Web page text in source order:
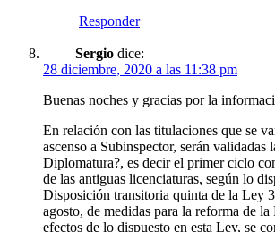
Responder
Sergio dice:
28 diciembre, 2020 a las 11:38 pm
Buenas noches y gracias por la
En relación con las titulaciones que se
ascenso a Subinspector, serán validadas
Diplomatura?, es decir el primer ciclo
de las antiguas licenciaturas, según lo
Disposición transitoria quinta de la Ley
agosto, de medidas para la reforma de
efectos de lo dispuesto en esta Ley, se